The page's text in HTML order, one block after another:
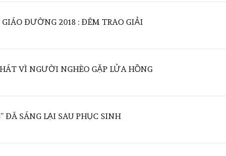
ĐƯỜNG 2018 : ĐÊM TRAO GIẢI
VÌ NGƯỜI NGHÈO GẶP LỬA HỒNG
ĐÃ SÁNG LẠI SAU PHỤC SINH